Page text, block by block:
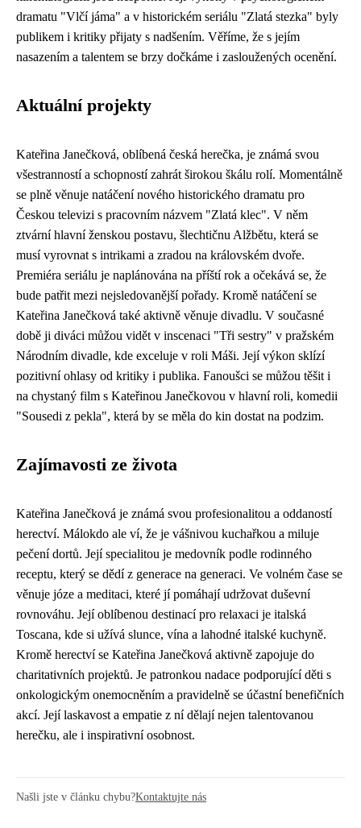
dramatu "Vlčí jáma" a v historickém seriálu "Zlatá stezka" byly
publikem i kritiky přijaty s nadšením. Věříme, že s jejím
nasazením a talentem se brzy dočkáme i zasloužených ocenění.
Aktuální projekty
Kateřina Janečková, oblíbená česká herečka, je známá svou
všestranností a schopností zahrát širokou škálu rolí. Momentálně
se plně věnuje natáčení nového historického dramatu pro
Českou televizi s pracovním názvem "Zlatá klec". V něm
ztvární hlavní ženskou postavu, šlechtičnu Alžbětu, která se
musí vyrovnat s intrikami a zradou na královském dvoře.
Premiéra seriálu je naplánována na příští rok a očekává se, že
bude patřit mezi nejsledovanější pořady. Kromě natáčení se
Kateřina Janečková také aktivně věnuje divadlu. V současné
době ji diváci můžou vidět v inscenaci "Tři sestry" v pražském
Národním divadle, kde exceluje v roli Máši. Její výkon sklízí
pozitivní ohlasy od kritiky i publika. Fanoušci se můžou těšit i
na chystaný film s Kateřinou Janečkovou v hlavní roli, komedii
"Sousedi z pekla", která by se měla do kin dostat na podzim.
Zajímavosti ze života
Kateřina Janečková je známá svou profesionalitou a oddaností
herectví. Málokdo ale ví, že je vášnivou kuchařkou a miluje
pečení dortů. Její specialitou je medovník podle rodinného
receptu, který se dědí z generace na generaci. Ve volném čase se
věnuje józe a meditaci, které jí pomáhají udržovat duševní
rovnováhu. Její oblíbenou destinací pro relaxaci je italská
Toscana, kde si užívá slunce, vína a lahodné italské kuchyně.
Kromě herectví se Kateřina Janečková aktivně zapojuje do
charitativních projektů. Je patronkou nadace podporující děti s
onkologickým onemocněním a pravidelně se účastní benefičních
akcí. Její laskavost a empatie z ní dělají nejen talentovanou
herečku, ale i inspirativní osobnost.
Našli jste v článku chybu?Kontaktujte nás